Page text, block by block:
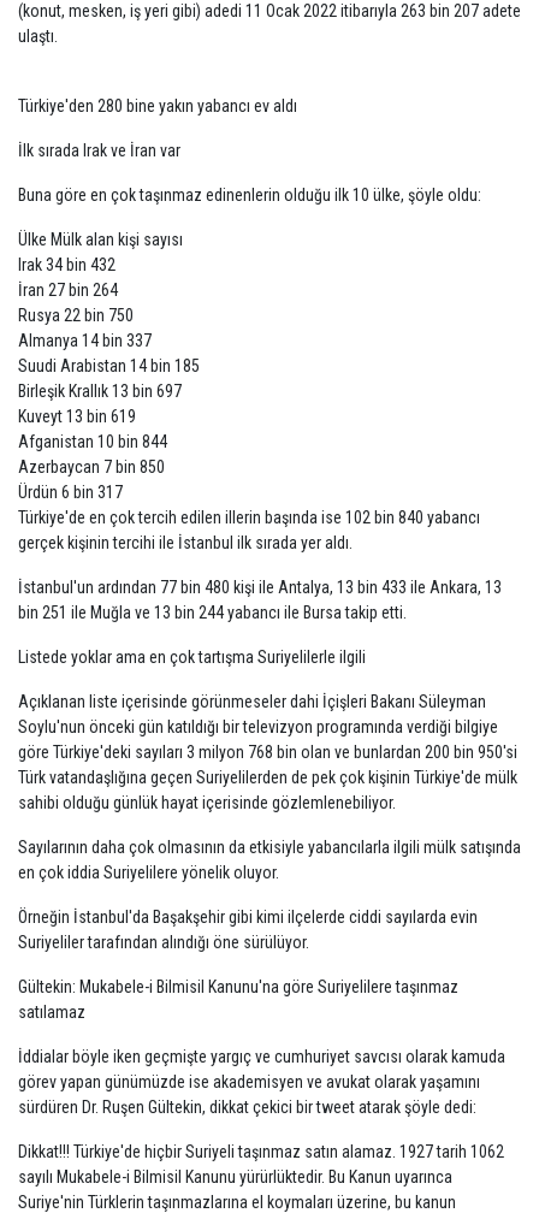
(konut, mesken, iş yeri gibi) adedi 11 Ocak 2022 itibarıyla 263 bin 207 adete
ulaştı.
Türkiye'den 280 bine yakın yabancı ev aldı
İlk sırada Irak ve İran var
Buna göre en çok taşınmaz edinenlerin olduğu ilk 10 ülke, şöyle oldu:
Ülke Mülk alan kişi sayısı
Irak 34 bin 432
İran 27 bin 264
Rusya 22 bin 750
Almanya 14 bin 337
Suudi Arabistan 14 bin 185
Birleşik Krallık 13 bin 697
Kuveyt 13 bin 619
Afganistan 10 bin 844
Azerbaycan 7 bin 850
Ürdün 6 bin 317
Türkiye'de en çok tercih edilen illerin başında ise 102 bin 840 yabancı
gerçek kişinin tercihi ile İstanbul ilk sırada yer aldı.
İstanbul'un ardından 77 bin 480 kişi ile Antalya, 13 bin 433 ile Ankara, 13
bin 251 ile Muğla ve 13 bin 244 yabancı ile Bursa takip etti.
Listede yoklar ama en çok tartışma Suriyelilerle ilgili
Açıklanan liste içerisinde görünmeseler dahi İçişleri Bakanı Süleyman
Soylu'nun önceki gün katıldığı bir televizyon programında verdiği bilgiye
göre Türkiye'deki sayıları 3 milyon 768 bin olan ve bunlardan 200 bin 950'si
Türk vatandaşlığına geçen Suriyelilerden de pek çok kişinin Türkiye'de mülk
sahibi olduğu günlük hayat içerisinde gözlemlenebiliyor.
Sayılarının daha çok olmasının da etkisiyle yabancılarla ilgili mülk satışında
en çok iddia Suriyelilere yönelik oluyor.
Örneğin İstanbul'da Başakşehir gibi kimi ilçelerde ciddi sayılarda evin
Suriyeliler tarafından alındığı öne sürülüyor.
Gültekin: Mukabele-i Bilmisil Kanunu'na göre Suriyelilere taşınmaz
satılamaz
İddialar böyle iken geçmişte yargıç ve cumhuriyet savcısı olarak kamuda
görev yapan günümüzde ise akademisyen ve avukat olarak yaşamını
sürdüren Dr. Ruşen Gültekin, dikkat çekici bir tweet atarak şöyle dedi:
Dikkat!!! Türkiye'de hiçbir Suriyeli taşınmaz satın alamaz. 1927 tarih 1062
sayılı Mukabele-i Bilmisil Kanunu yürürlüktedir. Bu Kanun uyarınca
Suriye'nin Türklerin taşınmazlarına el koymaları üzerine, bu kanun